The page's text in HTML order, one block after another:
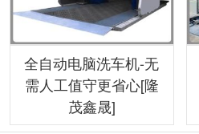
全自动电脑洗车机-无
需人工值守更省心[隆
茂鑫晟]